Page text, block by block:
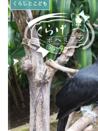
くらしとこども